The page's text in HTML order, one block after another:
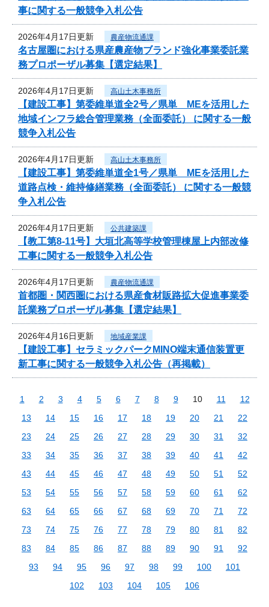
事に関する一般競争入札公告
2026年4月17日更新 農産物流通課
名古屋圏における県産農産物ブランド強化事業委託業
務プロポーザル募集【選定結果】
2026年4月17日更新 高山土木事務所
【建設工事】第委維単道全2号／県単 MEを活用した
地域インフラ総合管理業務（全面委託） に関する一般
競争入札公告
2026年4月17日更新 高山土木事務所
【建設工事】第委維単道全1号／県単 MEを活用した
道路点検・維持修繕業務（全面委託） に関する一般競
争入札公告
2026年4月17日更新 公共建築課
【教工第8-11号】大垣北高等学校管理棟屋上内部改修
工事に関する一般競争入札公告
2026年4月17日更新 農産物流通課
首都圏・関西圏における県産食材販路拡大促進事業委
託業務プロポーザル募集【選定結果】
2026年4月16日更新 地域産業課
【建設工事】セラミックパークMINO端末通信装置更
新工事に関する一般競争入札公告（再掲載）
1 2 3 4 5 6 7 8 9 10 11
12
13
14 15 16 17 18 19 20 21
22
23
24 25 26 27 28 29 30 31
32
33
34 35 36 37 38 39 40 41
42
43
44 45 46 47 48 49 50 51
52
53
54 55 56 57 58 59 60 61
62
63
64 65 66 67 68 69 70 71
72
73
74 75 76 77 78 79 80 81
82
83
84 85 86 87 88 89 90 91
92
93
94 95 96 97 98 99 100
101
102
103 104 105 106